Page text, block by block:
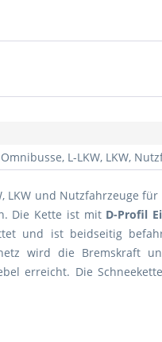
Omnibusse, L-LKW, LKW,
LKW und Nutzfahrzeuge
Die Kette ist mit D-Profil
und ist beidseitig
wird die Bremskraft
erreicht. Die